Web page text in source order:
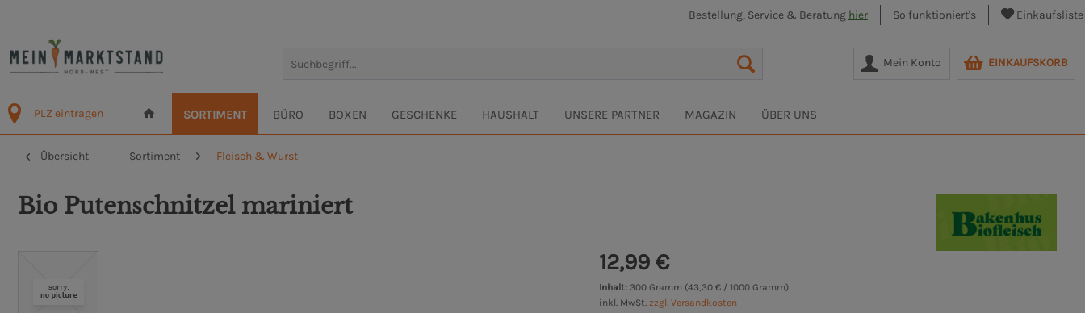
Bestellung, Service & Beratung hier So funktioniert's Einkaufsliste
Mein Konto EINKAUFSKORB
PLZ eintragen SORTIMENT BÜRO BOXEN GESCHENKE HAUSHALT UNSERE PARTNER MAGAZIN ÜBER UNS
Übersicht Sortiment Fleisch & Wurst
Bio Putenschnitzel mariniert
12,99 €
Inhalt: 300 Gramm (43,30 € / 1000 Gramm)
inkl. MwSt.zzgl. Versandkosten